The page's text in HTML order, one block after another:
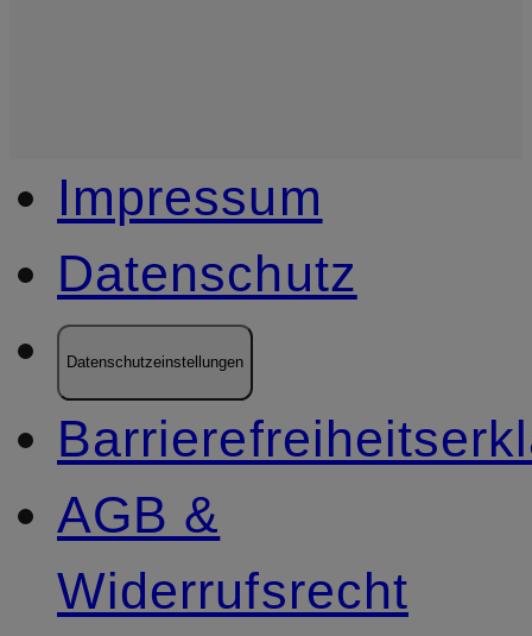
Impressum
Datenschutz
Datenschutzeinstellungen
AGB &
Widerrufsrecht